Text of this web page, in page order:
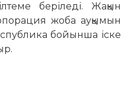
беріледі. Жақын
жоба ауқымын
бойынша іске